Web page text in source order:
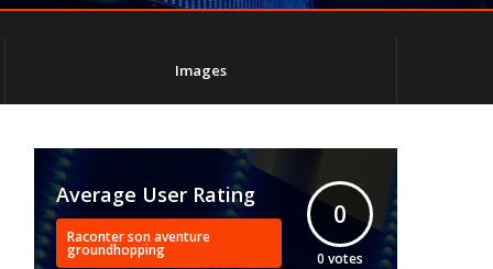
Images
Average User Rating
Raconter son aventure
groundhopping
0
0 votes